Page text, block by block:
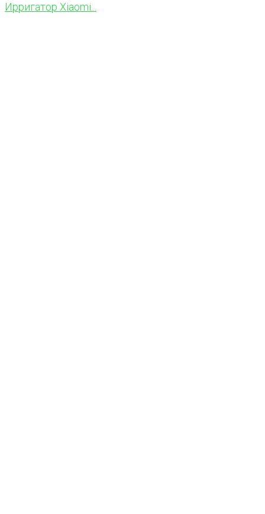
Ирригатор Xiaomi...